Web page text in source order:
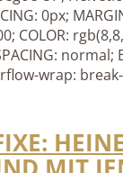
0px;
COLOR:
normal;
wrap: